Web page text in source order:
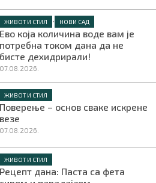
ЖИВОТ И СТИЛ • НОВИ САД
Ево која количина воде вам је
потребна током дана да не
бисте дехидрирали!
07.08.2026.
ЖИВОТ И СТИЛ
Поверење – основ сваке искрене
везе
07.08.2026.
ЖИВОТ И СТИЛ
Рецепт дана: Паста са фета